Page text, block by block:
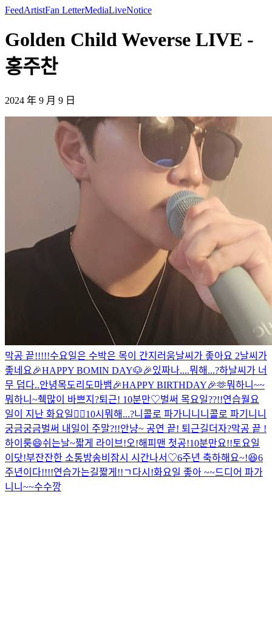
FeedArtistFan LetterMediaLiveNotice
Golden Child Weverse LIVE -
홍주찬
2024 年 9 月 9 日
막공 끝!!!!!수요일은 수박은 목이 간지러움날씨가 좋아요 2날씨가
좋네요 🎉HAPPY BOMIN DAY🐶🎉있짜나....뭐해...?하날씨가 너
무 덥다..안녕목도리도마뱀 🎉HAPPY BIRTHDAY🎉🫶뭐하니~~
뭐하니~췍많이 바쁘지?퇴근! 10분만♡벌써 목요일??!!연습월요
일이 지난 화요일🙂‍↕️10시 뭐해...?니콜로 파가니니 니콜로 파기니니
궁금궁금벌써 내일이 주말?!!안냥~ 공연 끝! 퇴근길더자?막공 끝 !
하이룽😄쉬는날~짧게 라이브!오!해피맨 첫공!10분만요!!토요일
이닷!부잔잔한 소통방송비 잠시 시간나서♡6주년 축하해요~!😆6
주년이다!!!!연습가는길짧게!!ㄱ 다시!화요일 좋아 ~~드디어 파가
니니~~수수깡